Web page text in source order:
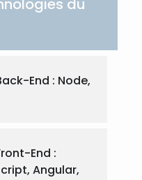
du
End : Node,
End :
Angular,